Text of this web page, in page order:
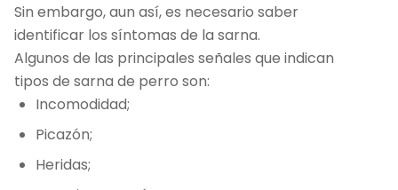
Sin embargo, aun así, es necesario saber
identificar los síntomas de la sarna.
Algunos de las principales señales que indican
tipos de sarna de perro son:
Incomodidad;
Picazón;
Heridas;